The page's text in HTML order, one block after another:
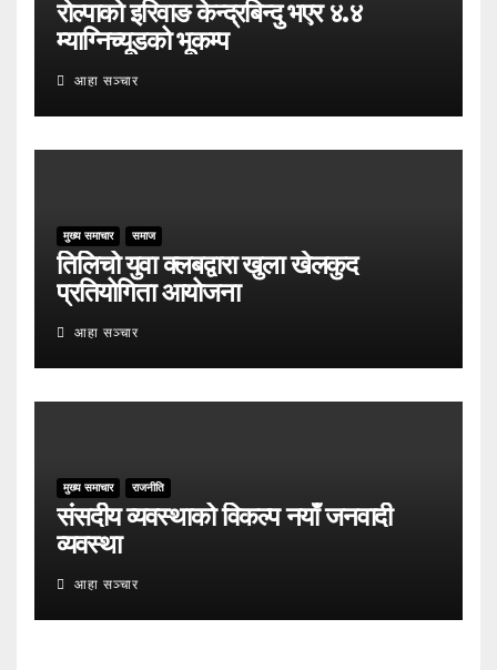
रोल्पाको इरिवाङ केन्द्रबिन्दु भएर ४.४
म्याग्निच्यूडको भूकम्प
आहा सञ्चार
मुख्य समाचार समाज
तिलिचो युवा क्लबद्वारा खुला खेलकुद
प्रतियोगिता आयोजना
आहा सञ्चार
मुख्य समाचार राजनीति
संसदीय व्यवस्थाको विकल्प नयाँ जनवादी
व्यवस्था
आहा सञ्चार